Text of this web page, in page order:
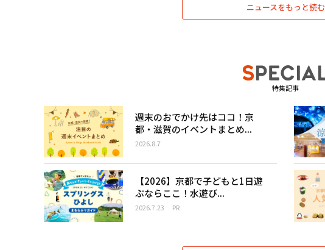
ニュースをもっと読む
特集記事
週末のおでかけ先はココ！京
都・滋賀のイベントまとめ...
2026.8.7
【2026】京都で子どもと1日遊
ぶならここ！水遊び...
2026.7.23 PR